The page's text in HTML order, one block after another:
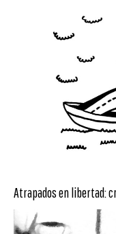
Atrapados en libertad: